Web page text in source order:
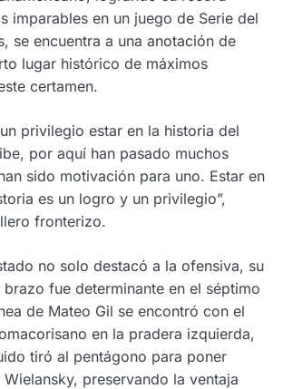
imparables en un juego de Serie del
se encuentra a una anotación de
lugar histórico de máximos
certamen.
privilegio estar en la historia del
por aquí han pasado muchos
sido motivación para uno. Estar en
es un logro y un privilegio”,
fronterizo.
no solo destacó a la ofensiva, su
fue determinante en el séptimo
de Mateo Gil se encontró con el
en la pradera izquierda,
tiró al pentágono para poner
preservando la ventaja